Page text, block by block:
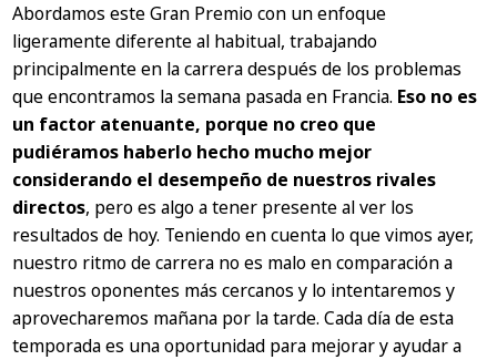
Abordamos este Gran Premio con un enfoque
ligeramente diferente al habitual, trabajando
principalmente en la carrera después de los problemas
que encontramos la semana pasada en Francia. Eso no es
un factor atenuante, porque no creo que
pudiéramos haberlo hecho mucho mejor
considerando el desempeño de nuestros rivales
directos, pero es algo a tener presente al ver los
resultados de hoy. Teniendo en cuenta lo que vimos ayer,
nuestro ritmo de carrera no es malo en comparación a
nuestros oponentes más cercanos y lo intentaremos y
aprovecharemos mañana por la tarde. Cada día de esta
temporada es una oportunidad para mejorar y ayudar a